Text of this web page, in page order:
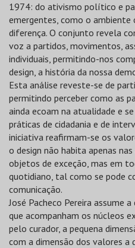
1974: do ativismo político e
emergentes, como o
diferença. O conjunto revela
voz a partidos, movimentos,
individuais, permitindo-nos
design, a história da nossa
Esta análise reveste-se de
permitindo perceber como as
ainda ecoam na atualidade e
práticas de cidadania e de
iniciativa reafirmam-se os
o design não habita apenas
objetos de exceção, mas em
quotidiano, tal como se pode
comunicação.
José Pacheco Pereira assume
que acompanham os núcleos
pelo curador, a pequena
com a dimensão dos valores a